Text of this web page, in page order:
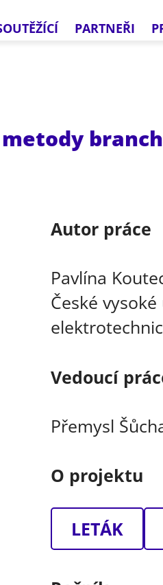
PARTNEŘI
Autor práce
Pavlína
České
Vedoucí
Přemysl
O projektu
LETÁK